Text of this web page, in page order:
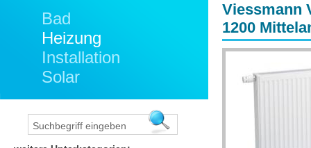
Viessmann
1200
Bad
Heizung
Installation
Solar